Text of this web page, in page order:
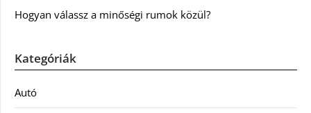
Hogyan válassz a minőségi rumok közül?
Kategóriák
Autó